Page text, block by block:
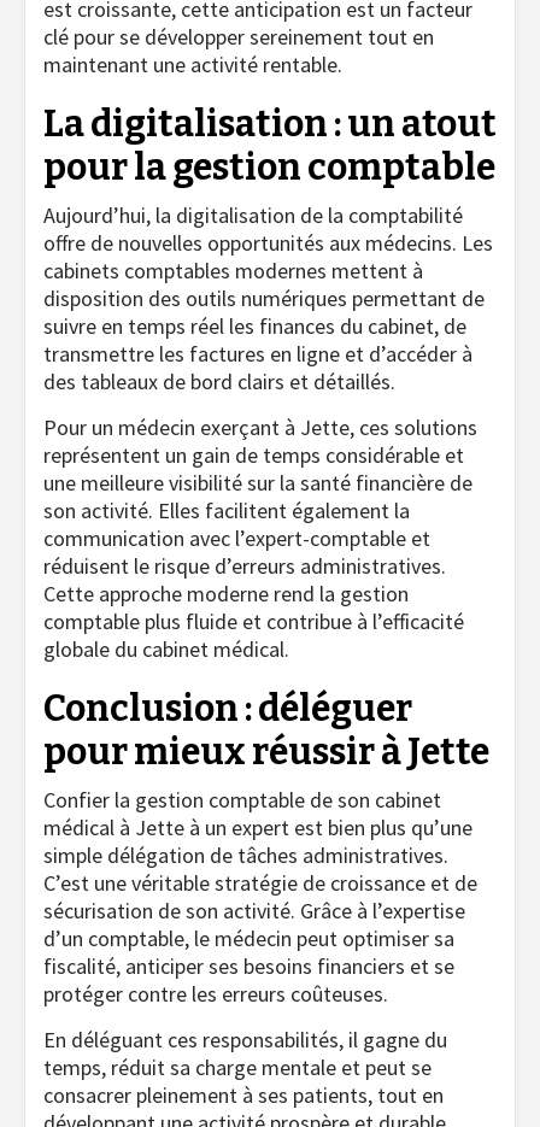
est croissante, cette anticipation est un facteur
clé pour se développer sereinement tout en
maintenant une activité rentable.
La digitalisation : un atout
pour la gestion comptable
Aujourd’hui, la digitalisation de la comptabilité
offre de nouvelles opportunités aux médecins. Les
cabinets comptables modernes mettent à
disposition des outils numériques permettant de
suivre en temps réel les finances du cabinet, de
transmettre les factures en ligne et d’accéder à
des tableaux de bord clairs et détaillés.
Pour un médecin exerçant à Jette, ces solutions
représentent un gain de temps considérable et
une meilleure visibilité sur la santé financière de
son activité. Elles facilitent également la
communication avec l’expert-comptable et
réduisent le risque d’erreurs administratives.
Cette approche moderne rend la gestion
comptable plus fluide et contribue à l’efficacité
globale du cabinet médical.
Conclusion : déléguer
pour mieux réussir à Jette
Confier la gestion comptable de son cabinet
médical à Jette à un expert est bien plus qu’une
simple délégation de tâches administratives.
C’est une véritable stratégie de croissance et de
sécurisation de son activité. Grâce à l’expertise
d’un comptable, le médecin peut optimiser sa
fiscalité, anticiper ses besoins financiers et se
protéger contre les erreurs coûteuses.
En déléguant ces responsabilités, il gagne du
temps, réduit sa charge mentale et peut se
consacrer pleinement à ses patients, tout en